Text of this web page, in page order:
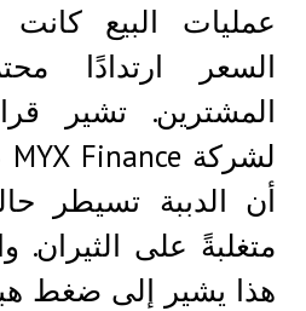
عمليات البيع
السعر ارتدادًا
أن الدببة تسيطر
متغلبةً على الثيران.
هذا يشير إلى ضغط